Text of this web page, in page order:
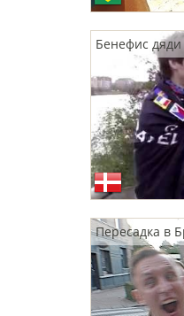
Бенефис
Пересадка в